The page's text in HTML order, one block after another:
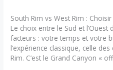
South Rim vs West Rim :
Le choix entre le Sud et
facteurs : votre temps et votre
l’expérience classique, celle
Rim. C’est le Grand Canyon «